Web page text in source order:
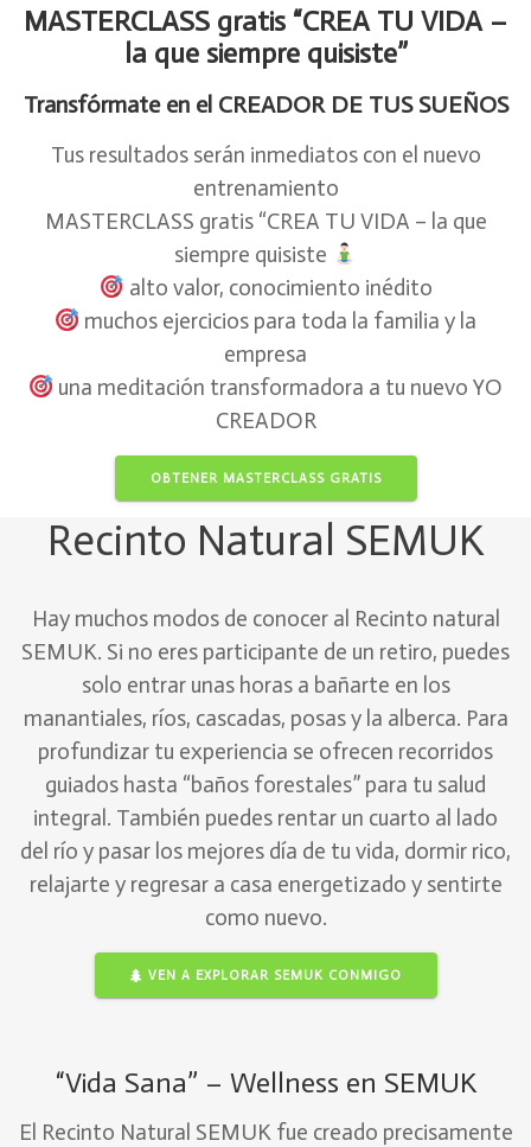
MASTERCLASS gratis “CREA TU VIDA –
la que siempre quisiste”
Transfórmate en el CREADOR DE TUS SUEÑOS
Tus resultados serán inmediatos con el nuevo
entrenamiento
MASTERCLASS gratis “CREA TU VIDA – la que
siempre quisiste
alto valor, conocimiento inédito
muchos ejercicios para toda la familia y la
empresa
una meditación transformadora a tu nuevo YO
CREADOR
OBTENER MASTERCLASS GRATIS
Recinto Natural SEMUK
Hay muchos modos de conocer al Recinto natural
SEMUK. Si no eres participante de un retiro, puedes
solo entrar unas horas a bañarte en los
manantiales, ríos, cascadas, posas y la alberca. Para
profundizar tu experiencia se ofrecen recorridos
guiados hasta “baños forestales” para tu salud
integral. También puedes rentar un cuarto al lado
del río y pasar los mejores día de tu vida, dormir rico,
relajarte y regresar a casa energetizado y sentirte
como nuevo.
VEN A EXPLORAR SEMUK CONMIGO
“Vida Sana” – Wellness en SEMUK
El Recinto Natural SEMUK fue creado precisamente